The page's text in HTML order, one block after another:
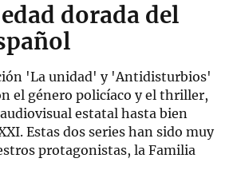
dorada del
'La unidad' y 'Antidisturbios'
el género policíaco y el thriller,
estatal hasta bien
Estas dos series han sido muy
protagonistas, la Familia